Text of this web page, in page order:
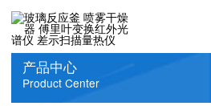
首页 > 产品分类 > 实验室通用仪器
产品中心
Product Center